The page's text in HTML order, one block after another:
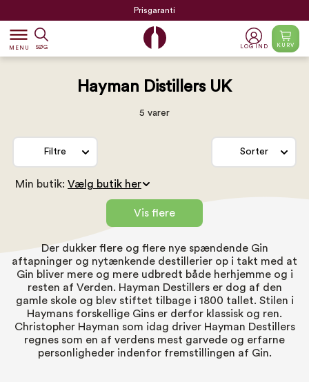
Prisgaranti
dehaze
MENU SØG LOG IND KURV
Hayman Distillers UK
5 varer
Filtre Sorter
Min butik:
Vis flere
Der dukker flere og flere nye spændende Gin
aftapninger og nytænkende destillerier op i takt med at
Gin bliver mere og mere udbredt både herhjemme og i
resten af Verden. Hayman Destillers er dog af den
gamle skole og blev stiftet tilbage i 1800 tallet. Stilen i
Haymans forskellige Gins er derfor klassisk og ren.
Christopher Hayman som idag driver Hayman Destillers
regnes som en af verdens mest garvede og erfarne
personligheder indenfor fremstillingen af Gin.